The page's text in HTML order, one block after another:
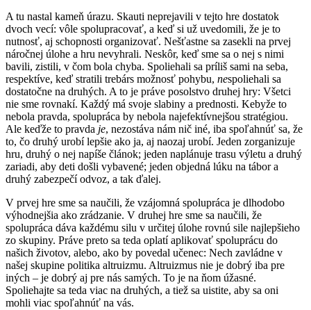
A tu nastal kameň úrazu. Skauti neprejavili v tejto hre dostatok
dvoch vecí: vôle spolupracovať, a keď si už uvedomili, že je to
nutnosť, aj schopnosti organizovať. Nešťastne sa zasekli na prvej
náročnej úlohe a hru nevyhrali. Neskôr, keď sme sa o nej s nimi
bavili, zistili, v čom bola chyba. Spoliehali sa príliš sami na seba,
respektíve, keď stratili trebárs možnosť pohybu, nespoliehali sa
dostatočne na druhých. A to je práve posolstvo druhej hry: Všetci
nie sme rovnakí. Každý má svoje slabiny a prednosti. Kebyže to
nebola pravda, spolupráca by nebola najefektívnejšou stratégiou.
Ale keďže to pravda je, nezostáva nám nič iné, iba spoľahnúť sa, že
to, čo druhý urobí lepšie ako ja, aj naozaj urobí. Jeden zorganizuje
hru, druhý o nej napíše článok; jeden naplánuje trasu výletu a druhý
zariadi, aby deti došli vybavené; jeden objedná lúku na tábor a
druhý zabezpečí odvoz, a tak ďalej.
V prvej hre sme sa naučili, že vzájomná spolupráca je dlhodobo
výhodnejšia ako zrádzanie. V druhej hre sme sa naučili, že
spolupráca dáva každému silu v určitej úlohe rovnú sile najlepšieho
zo skupiny. Práve preto sa teda oplatí aplikovať spoluprácu do
našich životov, alebo, ako by povedal učenec: Nech zavládne v
našej skupine politika altruizmu. Altruizmus nie je dobrý iba pre
iných – je dobrý aj pre nás samých. To je na ňom úžasné.
Spoliehajte sa teda viac na druhých, a tiež sa uistite, aby sa oni
mohli viac spoľahnúť na vás.